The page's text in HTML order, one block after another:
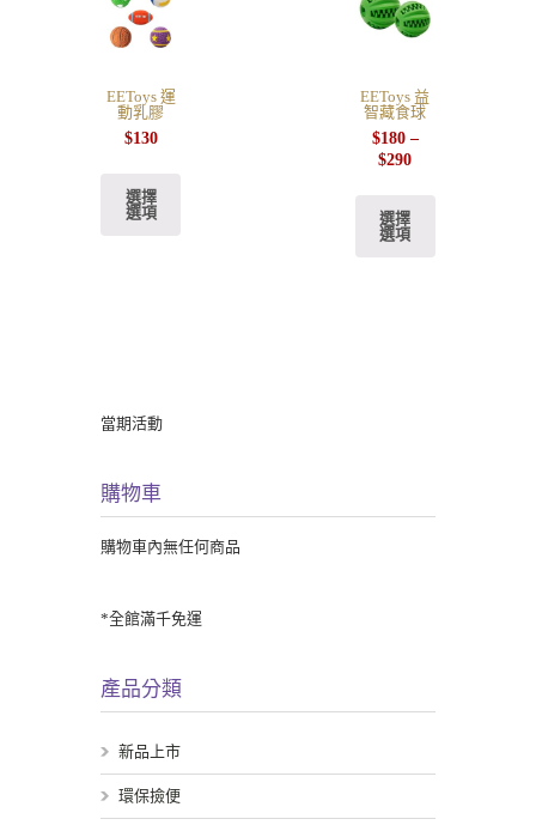
EEToys 運
動乳膠
$130
選擇
選項
EEToys 益
智藏食球
$180–
$290
選擇
選項
當期活動
購物車
購物車內無任何商品
*全館滿千免運
產品分類
新品上市
環保撿便